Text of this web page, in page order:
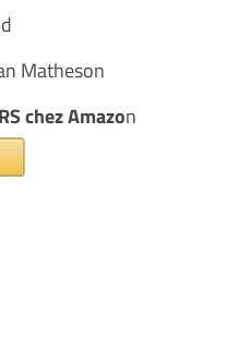
Matheson
chez Amazon